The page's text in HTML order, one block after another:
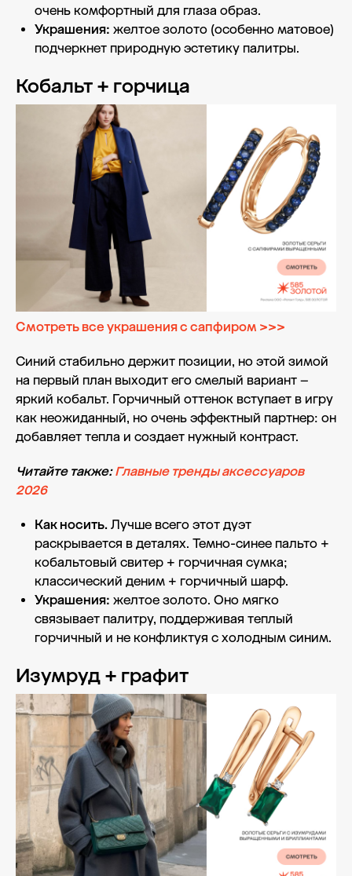
очень комфортный для глаза образ.
Украшения: желтое золото (особенно матовое)
подчеркнет природную эстетику палитры.
Кобальт + горчица
Смотреть все украшения с сапфиром >>>
Синий стабильно держит позиции, но этой зимой
на первый план выходит его смелый вариант –
яркий кобальт. Горчичный оттенок вступает в игру
как неожиданный, но очень эффектный партнер: он
добавляет тепла и создает нужный контраст.
Читайте также:Главные тренды аксессуаров
2026
Как носить. Лучше всего этот дуэт
раскрывается в деталях. Темно-синее пальто +
кобальтовый свитер + горчичная сумка;
классический деним + горчичный шарф.
Украшения: желтое золото. Оно мягко
связывает палитру, поддерживая теплый
горчичный и не конфликтуя с холодным синим.
Изумруд + графит